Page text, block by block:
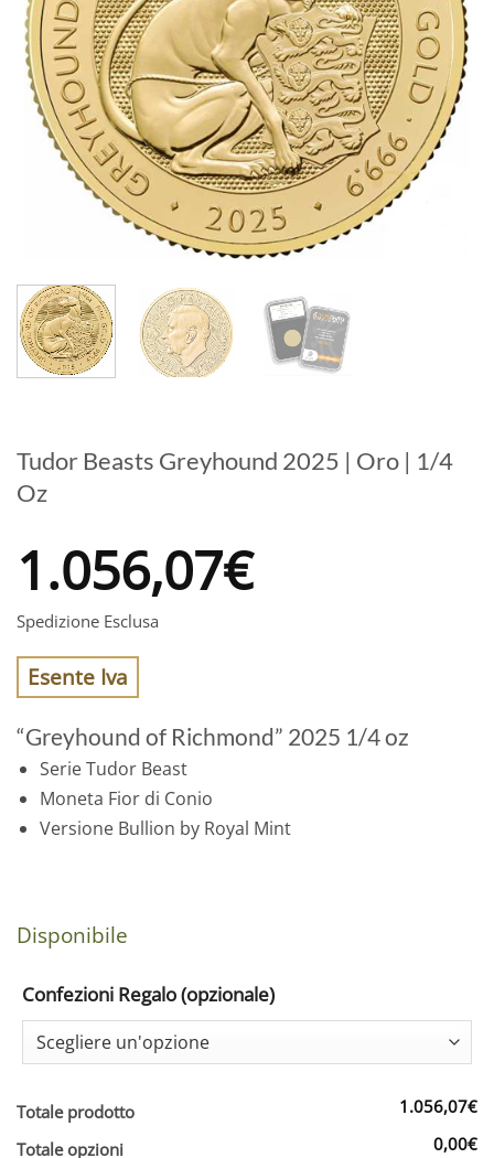
Tudor Beasts Greyhound 2025 | Oro | 1/4
Oz
1.056,07€
Spedizione Esclusa
Esente Iva
“Greyhound of Richmond” 2025 1/4 oz
Serie Tudor Beast
Moneta Fior di Conio
Versione Bullion by Royal Mint
Disponibile
Confezioni Regalo (opzionale)
Totale prodotto
1.056,07€
Totale opzioni
0,00€